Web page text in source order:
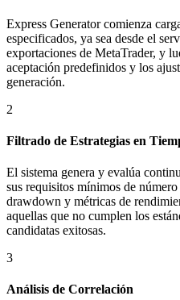
Express Generator comienza
especificados, ya sea desde el
exportaciones de MetaTrader, y
aceptación predefinidos y los
generación.
2
Filtrado de Estrategias en
El sistema genera y evalúa
sus requisitos mínimos de
drawdown y métricas de
aquellas que no cumplen los
candidatas exitosas.
3
Análisis de Correlación